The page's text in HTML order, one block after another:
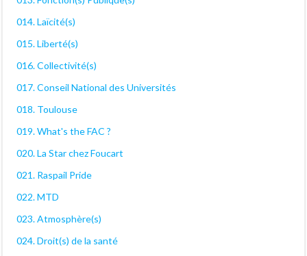
014. Laïcité(s)
015. Liberté(s)
016. Collectivité(s)
017. Conseil National des Universités
018. Toulouse
019. What's the FAC ?
020. La Star chez Foucart
021. Raspail Pride
022. MTD
023. Atmosphère(s)
024. Droit(s) de la santé